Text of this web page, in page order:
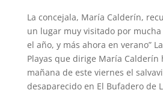
La concejala, María Calderín,
un lugar muy visitado por
el año, y más ahora en verano”
Playas que dirige María Calderín
mañana de este viernes el
desaparecido en El Bufadero de